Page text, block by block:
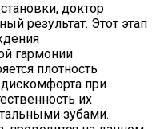
доктор
результат. Этот этап
гармонии
плотность
дискомфорта при
их
зубами.